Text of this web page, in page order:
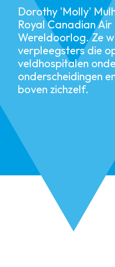
Dorothy 'Molly'
Royal Canadian
Wereldoorlog. Ze
verpleegsters die
veldhospitalen
onderscheidingen
boven zichzelf.